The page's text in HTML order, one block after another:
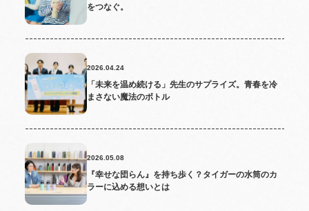
をつなぐ。
2026.04.24
「未来を温め続ける」先生のサプライズ。青春を冷
まさない魔法のボトル
2026.05.08
『幸せな団らん』を持ち歩く？タイガーの水筒のカ
ラーに込める想いとは